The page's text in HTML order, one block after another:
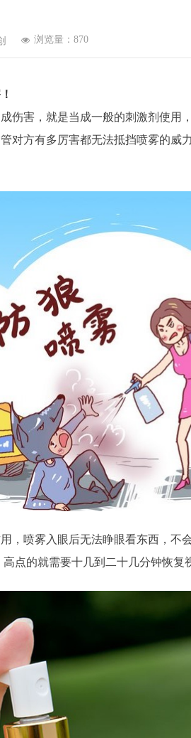
넶 浏览量： 870
伤害，就是当成一般的刺激剂使用
对方有多厉害都无法抵挡喷雾的威
，喷雾入眼后无法睁眼看东西，不
点的就需要十几到二十几分钟恢复